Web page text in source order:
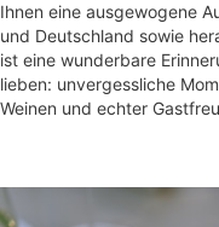
Ihnen eine ausgewogene
und Deutschland sowie
ist eine wunderbare
lieben: unvergessliche
Weinen und echter